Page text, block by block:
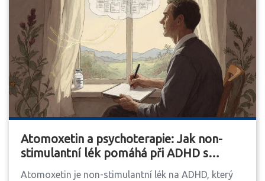
Atomoxetin a psychoterapie: Jak non-
stimulantní lék pomáhá při ADHD s
Atomoxetin je non-stimulantní lék na ADHD, který